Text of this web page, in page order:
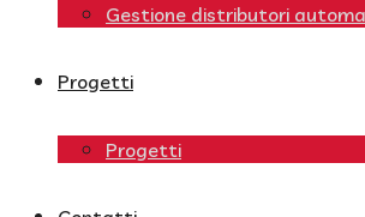
Gestione distributori
Progetti
Progetti